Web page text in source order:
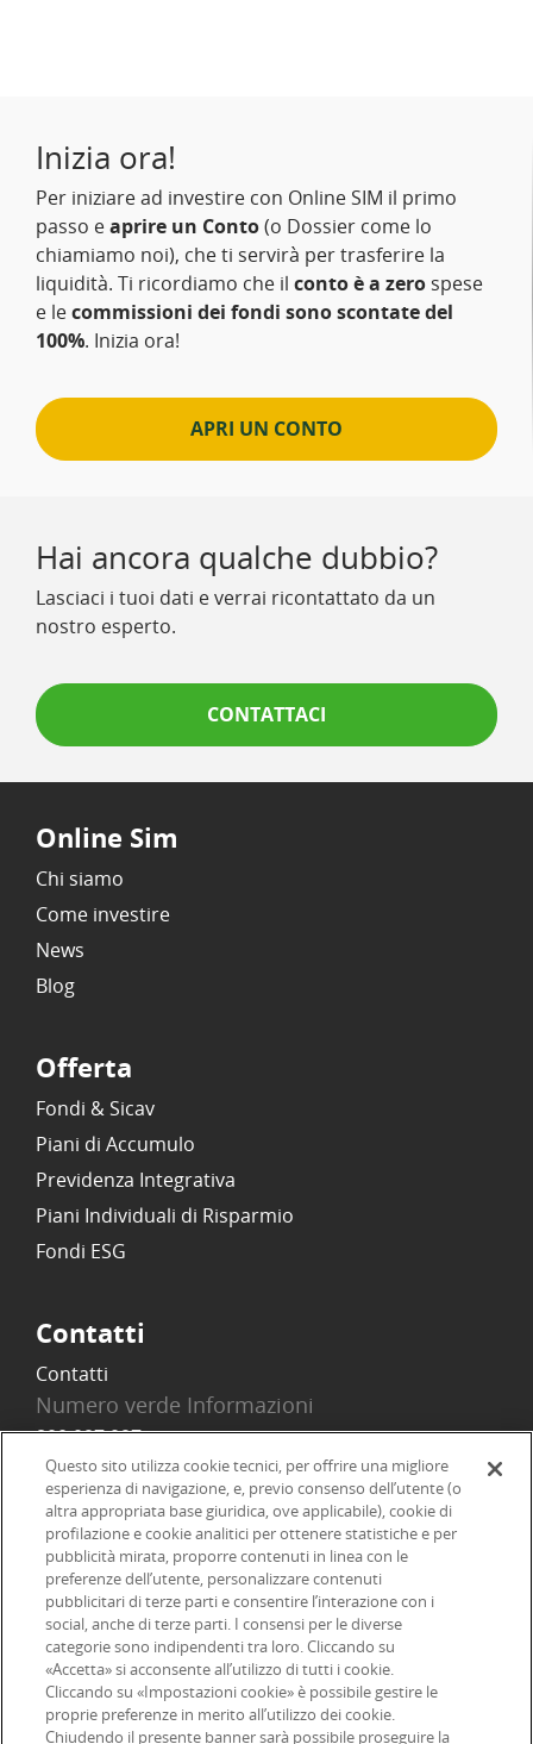
Inizia ora!
Per iniziare ad investire con Online SIM il primo
passo eaprire un Conto(o Dossier come lo
chiamiamo noi), che ti servirà per trasferire la
liquidità. Ti ricordiamo che il conto è a zero spese
e lecommissioni dei fondi sono scontate del
100%. Inizia ora!
APRI UN CONTO
Hai ancora qualche dubbio?
Lasciaci i tuoi dati e verrai ricontattato da un
nostro esperto.
CONTATTACI
Online Sim
Chi siamo
Come investire
News
Blog
Offerta
Fondi & Sicav
Piani di Accumulo
Previdenza Integrativa
Piani Individuali di Risparmio
Fondi ESG
Contatti
Contatti
Numero verde Informazioni
800 097 097
Email
info@onlinesim.it
Social
©2026 Online SIM, società del gruppo bancario ERSEL - P.IVA
12927410154
Questo sito utilizza cookie tecnici, per offrire una migliore
esperienza di navigazione, e, previo consenso dell’utente (o
altra appropriata base giuridica, ove applicabile), cookie di
profilazione e cookie analitici per ottenere statistiche e per
pubblicità mirata, proporre contenuti in linea con le
preferenze dell’utente, personalizzare contenuti
pubblicitari di terze parti e consentire l’interazione con i
social, anche di terze parti. I consensi per le diverse
categorie sono indipendenti tra loro. Cliccando su
«Accetta» si acconsente all’utilizzo di tutti i cookie.
Cliccando su «Impostazioni cookie» è possibile gestire le
proprie preferenze in merito all’utilizzo dei cookie.
Chiudendo il presente banner sarà possibile proseguire la